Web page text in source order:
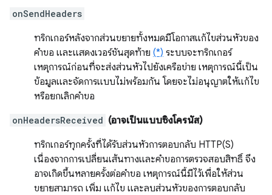
onSendHeaders
ทริกเกอร์หลังจากส่วนขยายทั้งหมดมีโอกาสแก้ไขส่วนหัวของ
คำขอ และแสดงเวอร์ชันสุดท้าย (*) ระบบจะทริกเกอร์
เหตุการณ์ก่อนที่จะส่งส่วนหัวไปยังเครือข่าย เหตุการณ์นี้เป็น
ข้อมูลและจัดการแบบไม่พร้อมกัน โดยจะไม่อนุญาตให้แก้ไข
หรือยกเลิกคำขอ
onHeadersReceived (อาจเป็นแบบซิงโครนัส)
ทริกเกอร์ทุกครั้งที่ได้รับส่วนหัวการตอบกลับ HTTP(S)
เนื่องจากการเปลี่ยนเส้นทางและคำขอการตรวจสอบสิทธิ์ จึง
อาจเกิดขึ้นหลายครั้งต่อคำขอ เหตุการณ์นี้มีไว้เพื่อให้ส่วน
ขยายสามารถ เพิ่ม แก้ไข และลบส่วนหัวของการตอบกลับ